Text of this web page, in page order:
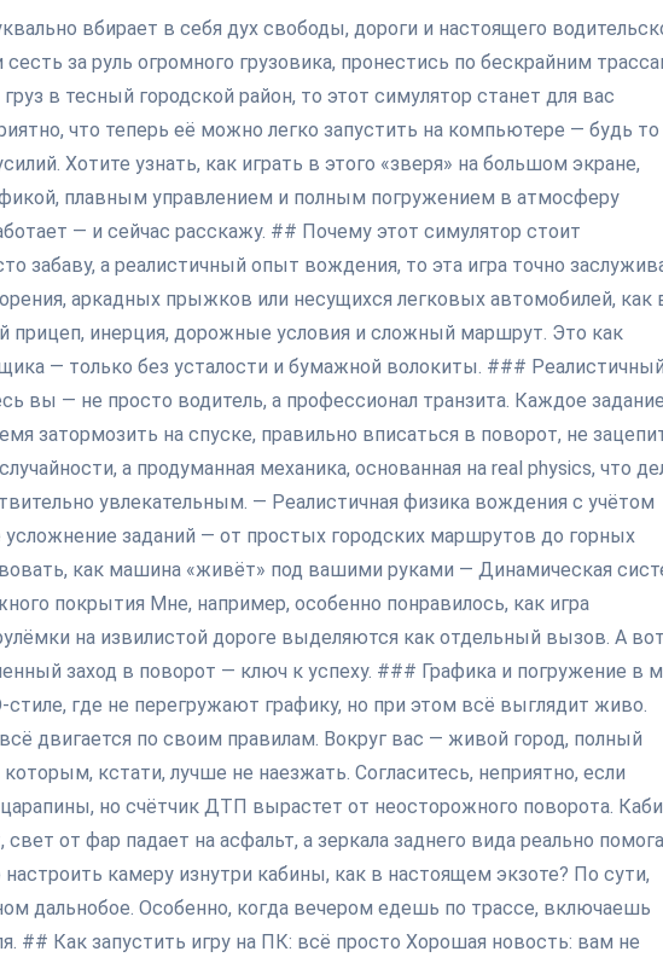
вбирает в себя дух свободы, дороги и настоящего
за руль огромного грузовика, пронестись по бескрайним
в тесный городской район, то этот симулятор станет для вас
что теперь её можно легко запустить на компьютере — будь то
Хотите узнать, как играть в этого «зверя» на большом экране,
плавным управлением и полным погружением в атмосферу
— и сейчас расскажу. ## Почему этот симулятор стоит
забаву, а реалистичный опыт вождения, то эта игра точно
аркадных прыжков или несущихся легковых автомобилей, как
прицеп, инерция, дорожные условия и сложный маршрут. Это как
— только без усталости и бумажной волокиты. ### Реалистичный
вы — не просто водитель, а профессионал транзита. Каждое задание
затормозить на спуске, правильно вписаться в поворот, не
а продуманная механика, основанная на real physics, что
увлекательным. — Реалистичная физика вождения с учётом
заданий — от простых городских маршрутов до горных
как машина «живёт» под вашими руками — Динамическая
покрытия Мне, например, особенно понравилось, как игра
на извилистой дороге выделяются как отдельный вызов. А вот
заход в поворот — ключ к успеху. ### Графика и погружение в
где не перегружают графику, но при этом всё выглядит живо.
двигается по своим правилам. Вокруг вас — живой город, полный
кстати, лучше не наезжать. Согласитесь, неприятно, если
но счётчик ДТП вырастет от неосторожного поворота.
от фар падает на асфальт, а зеркала заднего вида реально
камеру изнутри кабины, как в настоящем экзоте? По сути,
дальнобое. Особенно, когда вечером едешь по трассе, включаешь
## Как запустить игру на ПК: всё просто Хорошая новость: вам не